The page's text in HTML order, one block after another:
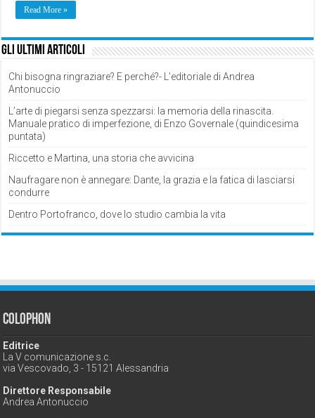
Read More »
Gli ultimi articoli
Chi bisogna ringraziare? E perché?- L’editoriale di Andrea
Antonuccio
L’arte di piegarsi senza spezzarsi: la memoria della rinascita.
Manuale pratico di imperfezione, di Enzo Governale (quindicesima
puntata)
Riccetto e Martina, una storia che avvicina
Naufragare non è annegare: Dante, la grazia e la fatica di lasciarsi
condurre
Dentro Portofranco, dove lo studio cambia la vita
Colophon
Editrice
La V comunicazione s.c.
via Vescovado, 3 - 15121 Alessandria
Direttore Responsabile
Andrea Antonuccio